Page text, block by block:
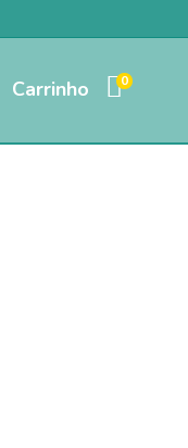
Carrinho 0